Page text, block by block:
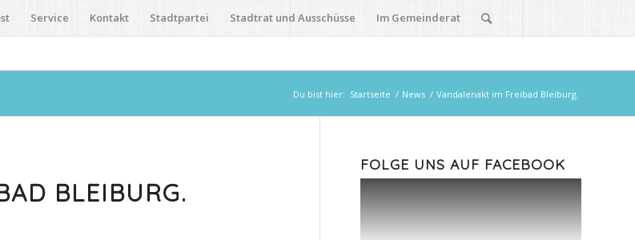
Service Kontakt Stadtpartei Stadtrat und Ausschüsse Im Gemeinderat
Du bist hier: Startseite / News / Vandalenakt im Freibad Bleiburg.
BLEIBURG.
FOLGE UNS AUF FACEBOOK